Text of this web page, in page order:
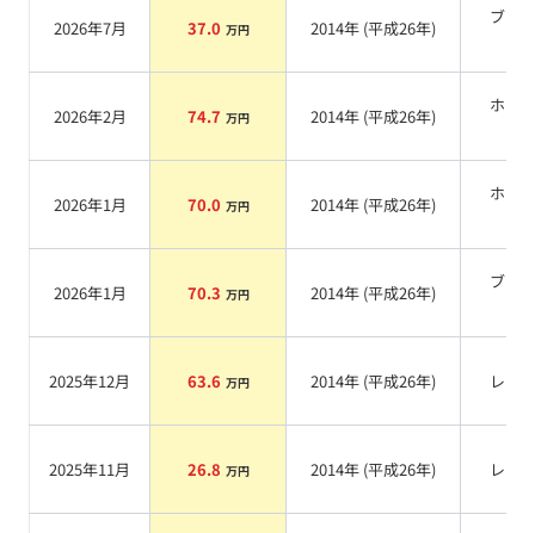
2026年7月 37.0 万円 2014年 (平成26年)
ブラ
2026年2月 74.7 万円 2014年 (平成26年)
ホワ
2026年1月 70.0 万円 2014年 (平成26年)
ホワ
2026年1月 70.3 万円 2014年 (平成26年)
ブラ
2025年12月 63.6 万円 2014年 (平成26年) レッド
2025年11月 26.8 万円 2014年 (平成26年) レッド